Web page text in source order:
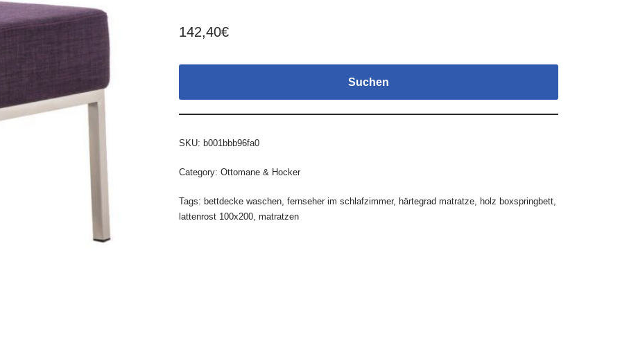
142,40€
Suchen
SKU: b001bbb96fa0
Category: Ottomane & Hocker
Tags: bettdecke waschen, fernseher im schlafzimmer, härtegrad matratze, holz boxspringbett,
lattenrost 100x200, matratzen